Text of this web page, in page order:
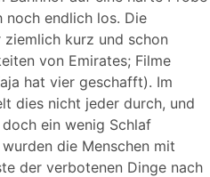
endlich los. Die
kurz und schon
von Emirates; Filme
hat vier geschafft). Im
dies nicht jeder durch, und
ein wenig Schlaf
die Menschen mit
der verbotenen Dinge nach